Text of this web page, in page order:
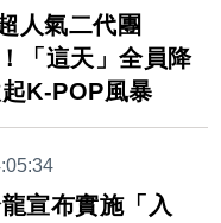
人氣二代團
「這天」全員降
K-POP風暴
宣布實施「入